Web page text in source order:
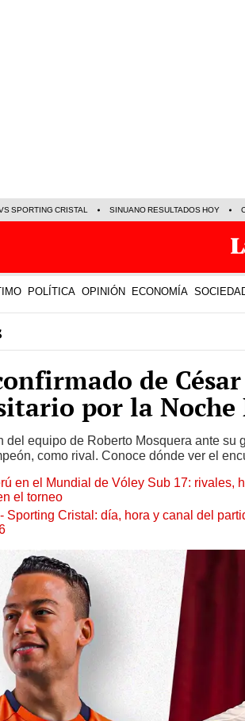
SPORTING CRISTAL SINUANO RESULTADOS HOY
POLÍTICA OPINIÓN ECONOMÍA
de
por la Noche
del equipo de Roberto Mosquera ante su
como rival. Conoce dónde ver el
en el Mundial de Vóley Sub 17: rivales,
el torneo
Sporting Cristal: día, hora y canal del